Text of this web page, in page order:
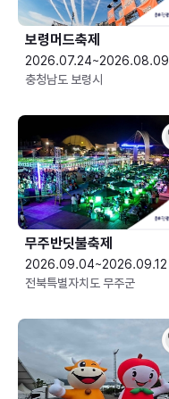
보령머드축제
2026.07.24~2026.08.09
충청남도 보령시
무주반딧불축제
2026.09.04~2026.09.12
전북특별자치도 무주군